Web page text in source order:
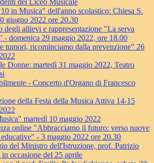
del Liceo Musicale
in Musica" dell'anno scolastico: Chiesa S.
giugno 2022 ore 20.30
degli allievi e rappresentazione "La serva
- domenica 29 maggio 2022, ore 18.00
tumori, ricominciamo dalla prevenzione" 26
Donne: martedì 31 maggio 2022, Teatro
- Concerto d'Organo di Francesco
della Festa della Musica Attiva 14-15
martedì 10 maggio 2022
online "Abbracciamo il futuro: verso nuove
educative" - 3 maggio 2022 ore 20.30
del Ministro dell'Istruzione, prof. Patrizio
occasione del 25 aprile